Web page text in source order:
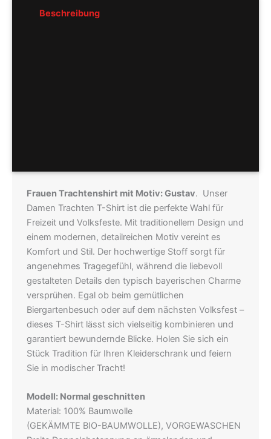
Beschreibung
Frauen Trachtenshirt mit Motiv: Gustav. Unser
Damen Trachten T-Shirt ist die perfekte Wahl für
Freizeit und Volksfeste. Mit traditionellem Design und
einem modernen, detailreichen Motiv vereint es
Komfort und Stil. Der hochwertige Stoff sorgt für
angenehmes Tragegefühl, während die liebevoll
gestalteten Details den typisch bayerischen Charme
versprühen. Egal ob beim gemütlichen
Biergartenbesuch oder auf dem nächsten Volksfest –
dieses T-Shirt lässt sich vielseitig kombinieren und
garantiert bewundernde Blicke. Holen Sie sich ein
Stück Tradition für Ihren Kleiderschrank und feiern
Sie in modischer Tracht!
Modell: Normal geschnitten
Material: 100% Baumwolle
(GEKÄMMTE BIO-BAUMWOLLE), VORGEWASCHEN